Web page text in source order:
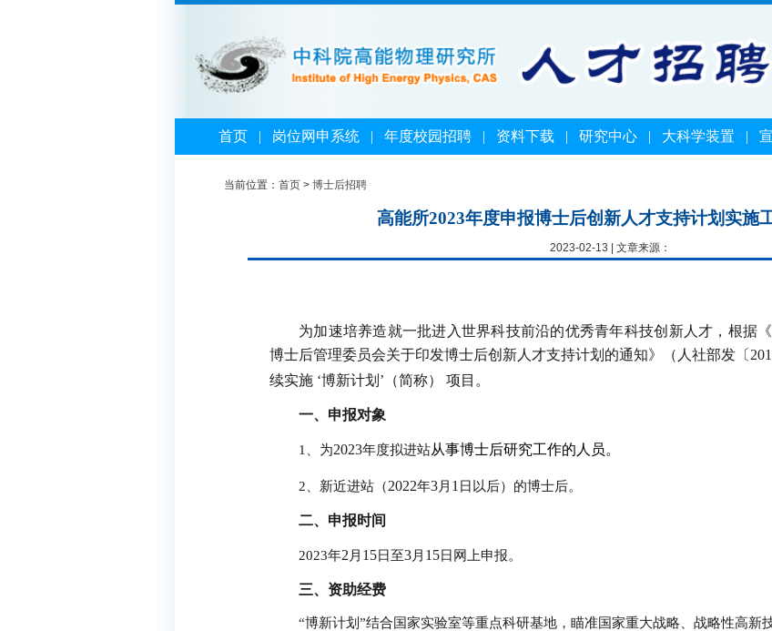
首页| 岗位网申系统| 年度校园招聘| 资料下载 | 研究中心| 大科学装置 |
当前位置： 首页 > 博士后招聘
高能所2023年度申报博士后创新人才支持计划实施
2023-02-13 | 文章来源：
为加速培养造就一批进入世界科技前沿的优秀青年科技创新人才，根据《
博士后管理委员会关于印发博士后创新人才支持计划的通知》（人社部发〔
续实施‘博新计划 ’ （简称） 项目。
一、申报对象
1 、为2023年度拟进站从事博士后研究工作的人员。
2 、新近进站（2022年3月 1 日以后）的博士后。
二、申报时间
2023年2 月 15日至3月 15日网上申报。
三、资助经费
“博新计划”结合国家实验室等重点科研基地，瞄准国家重大战略、战略性高新